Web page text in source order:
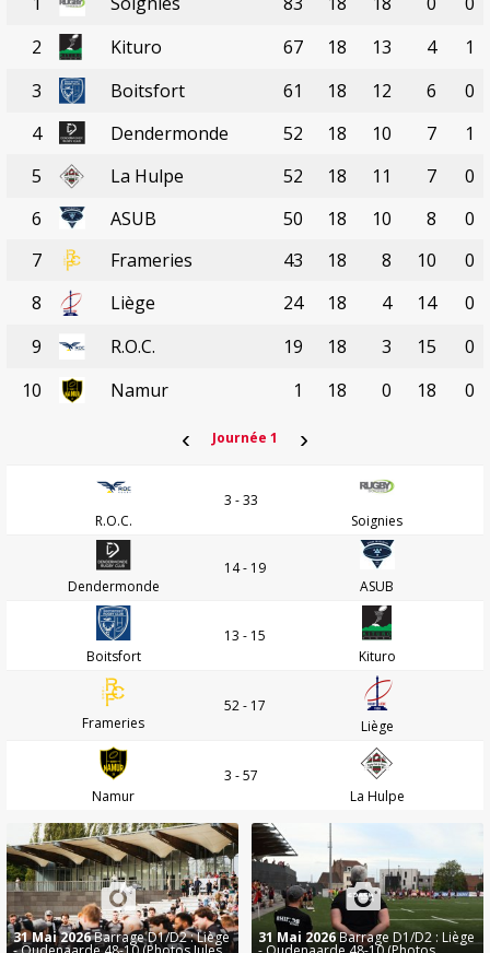
2
Kituro 67 18 13 4
1
3
Boitsfort 61 18 12 6
0
4
Dendermonde 52 18 10 7
1
5
La Hulpe 52 18 11 7
0
6
ASUB 50 18 10 8
0
7
Frameries 43 18 8 10
0
8
Liège 24 18 4 14
0
9
R.O.C. 19 18 3 15
0
10
Namur 1 18 0 18 0
‹ Journée 1 ›
R.O.C.
3 - 33
Soignies
Dendermonde
14 - 19
ASUB
Boitsfort
13 - 15
Kituro
Frameries
52 - 17
Liège
Namur
3 - 57
La Hulpe
31 Mai 2026Barrage D1/D2 : Liège 31 Mai 2026Barrage D1/D2 : Liège